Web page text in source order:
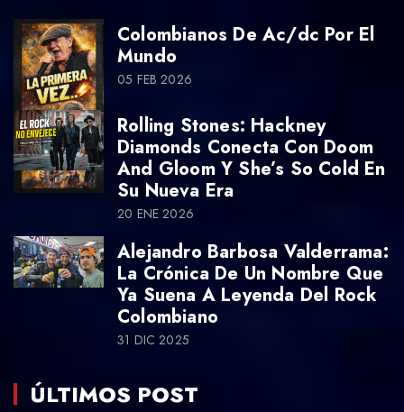
Colombianos De Ac/dc Por El
Mundo
05 FEB 2026
Rolling Stones: Hackney
Diamonds Conecta Con Doom
And Gloom Y She’s So Cold En
Su Nueva Era
20 ENE 2026
Alejandro Barbosa Valderrama:
La Crónica De Un Nombre Que
Ya Suena A Leyenda Del Rock
Colombiano
31 DIC 2025
ÚLTIMOS POST